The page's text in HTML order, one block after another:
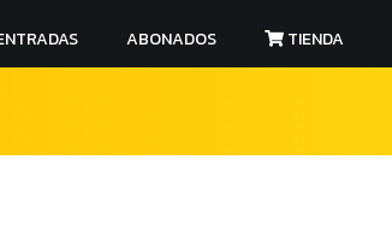
ABONADOS TIENDA